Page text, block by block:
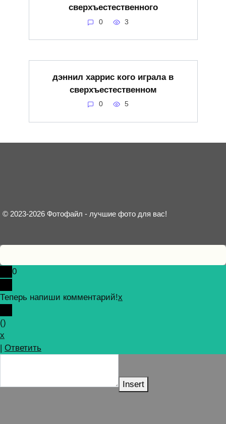
сверхъестественного
0 3
дэннил харрис кого играла в
сверхъестественном
0 5
© 2023-2026 Фотофайл - лучшие фото для вас!
0
Теперь напиши комментарий!x
()
x
| Ответить
Insert